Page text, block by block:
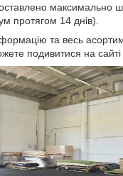
максимально
протягом 14 днів).
та весь
подивитися на сайті